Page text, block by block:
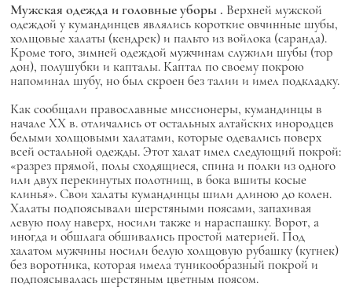
Мужская одежда и головные уборы . Верхней мужской
одеждой у кумандинцев являлись короткие овчинные шубы,
холщовые халаты (кендрек) и пальто из войлока (саранда).
Кроме того, зимней одеждой мужчинам служили шубы (тор
дон), полушубки и капталы. Каптал по своему покрою
напоминал шубу, но был скроен без талии и имел подкладку.
Как сообщали православные миссионеры, кумандинцы в
начале XX в. отличались от остальных алтайских инородцев
белыми холщовыми халатами, которые одевались поверх
всей остальной одежды. Этот халат имел следующий покрой:
«разрез прямой, полы сходящиеся, спина и полки из одного
или двух перекинутых полотнищ, в бока вшиты косые
клинья». Свои халаты кумандинцы шили длиною до колен.
Халаты подпоясывали шерстяными поясами, запахивая
левую полу наверх, носили также и нараспашку. Ворот, а
иногда и обшлага обшивались простой материей. Под
халатом мужчины носили белую холщовую рубашку (кугнек)
без воротника, которая имела туникообразный покрой и
подпоясывалась шерстяным цветным поясом.